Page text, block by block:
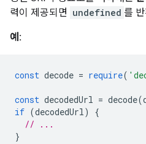
력이 제공되면 undefined 를
예:
const decode = require(
const decodedUrl = decode(
if (decodedUrl)
{
// ...
}